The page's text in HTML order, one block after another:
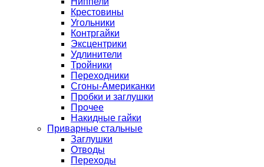
Крестовины
Угольники
Контргайки
Эксцентрики
Удлинители
Тройники
Переходники
Сгоны-Американки
Пробки и заглушки
Прочее
Накидные гайки
Приварные стальные
Заглушки
Отводы
Переходы